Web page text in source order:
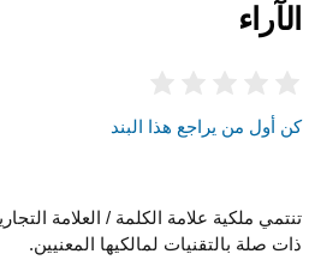
الآراء
كن أول من يراجع هذا البند
ذات صلة بالتقنيات لمالكيها المعنيين.